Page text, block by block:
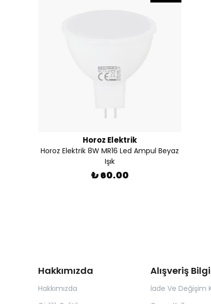
Horoz Elektrik
Horoz Elektrik 8W MR16 Led Ampul Beyaz
Işık
₺ 60.00
Hakkımızda
Hakkımızda
Alışveriş
İade Ve Değişim